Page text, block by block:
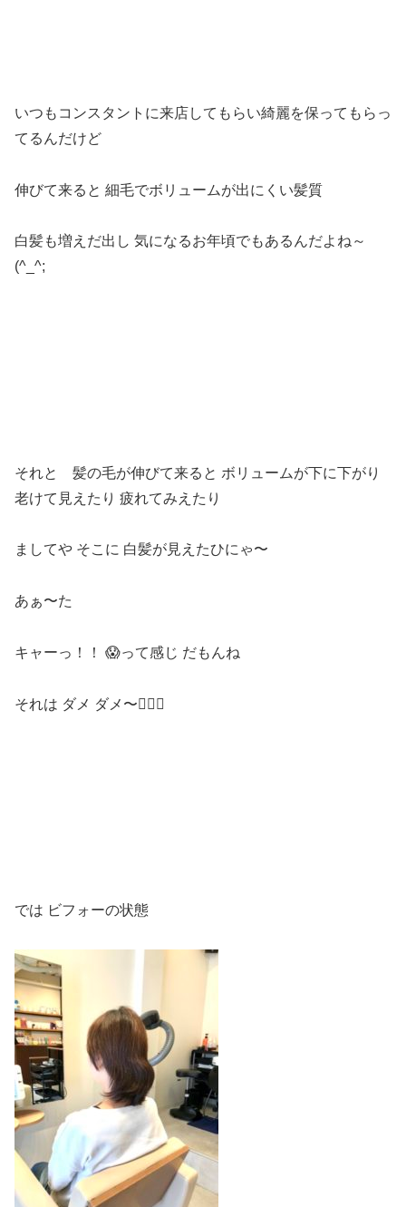
いつもコンスタントに来店してもらい綺麗を保ってもらっ
てるんだけど
伸びて来ると 細毛でボリュームが出にくい髪質
白髪も増えだ出し 気になるお年頃でもあるんだよね～
(^_^;
それと 髪の毛が伸びて来ると ボリュームが下に下がり
老けて見えたり 疲れてみえたり
ましてや そこに 白髪が見えたひにゃ〜
あぁ〜た
キャーっ！！ 😱って感じ だもんね
それは ダメ ダメ〜🙅🏻‍♂️
では ビフォーの状態